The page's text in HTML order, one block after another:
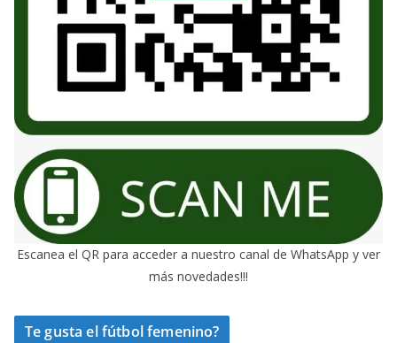
Escanea el QR para acceder a nuestro canal de WhatsApp y ver
más novedades!!!
Te gusta el fútbol femenino?